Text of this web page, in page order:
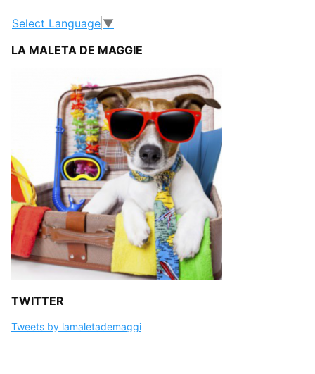
Select Language ▼
LA MALETA DE MAGGIE
TWITTER
Tweets by lamaletademaggi